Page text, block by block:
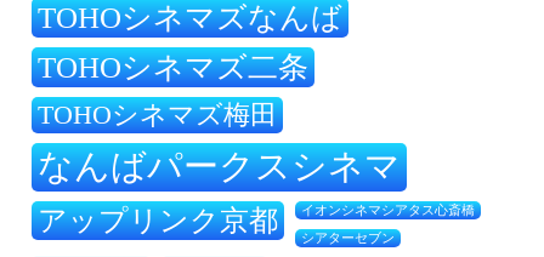
TOHOシネマズなんば
TOHOシネマズ二条
TOHOシネマズ梅田
なんばパークスシネマ
アップリンク京都 イオンシネマシアタス心斎橋
シアターセブン